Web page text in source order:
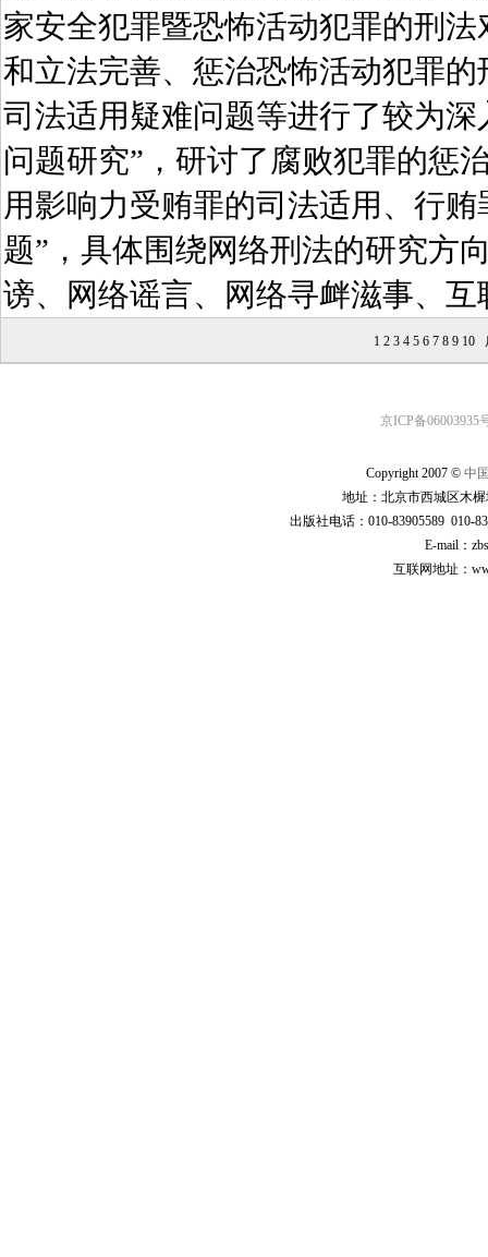
家安全犯罪暨恐怖活动犯罪的刑
和立法完善、惩治恐怖活动犯罪
司法适用疑难问题等进行了较为
问题研究”，研讨了腐败犯罪的惩
用影响力受贿罪的司法适用、行
题”，具体围绕网络刑法的研究方
谤、网络谣言、网络寻衅滋事、
1 2 3 4 5 6 7 8 9 10
京ICP备06003935
Copyright 2007 © 中
地址：北京市西城区木
出版社电话：010-83905589 010-
E-mail：
互联网地址：